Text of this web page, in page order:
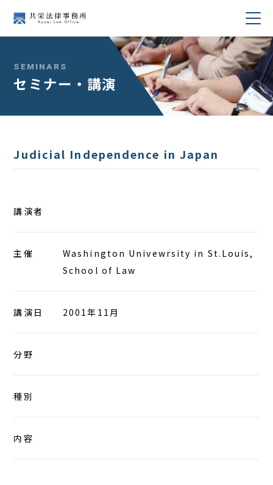
業務分野
セミナー・講演
採用情報
SEMINARS
セミナー・講演
Judicial Independence in Japan
講演者
主催
Washington Univewrsity in St.Louis,
School of Law
講演日 2001年11月
分野
種別
内容